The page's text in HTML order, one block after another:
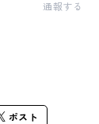
通報する
ポスト